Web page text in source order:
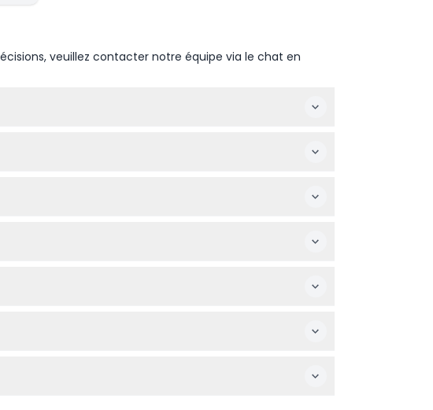
veuillez contacter notre équipe via le chat en